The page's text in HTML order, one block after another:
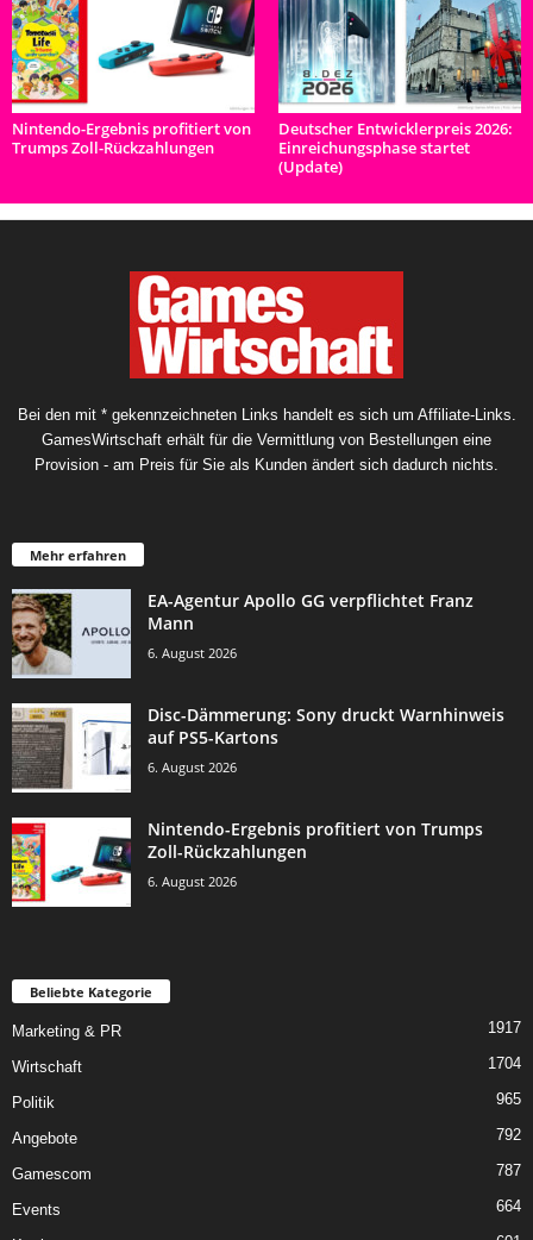
Nintendo-Ergebnis profitiert von
Trumps Zoll-Rückzahlungen
Deutscher Entwicklerpreis 2026:
Einreichungsphase startet
(Update)
Bei den mit * gekennzeichneten Links handelt es sich um Affiliate-Links.
GamesWirtschaft erhält für die Vermittlung von Bestellungen eine
Provision - am Preis für Sie als Kunden ändert sich dadurch nichts.
Mehr erfahren
EA-Agentur Apollo GG verpflichtet Franz
Mann
6. August 2026
Disc-Dämmerung: Sony druckt Warnhinweis
auf PS5-Kartons
6. August 2026
Nintendo-Ergebnis profitiert von Trumps
Zoll-Rückzahlungen
6. August 2026
Beliebte Kategorie
Marketing & PR 1917
Wirtschaft 1704
Politik 965
Angebote 792
Gamescom 787
Events 664